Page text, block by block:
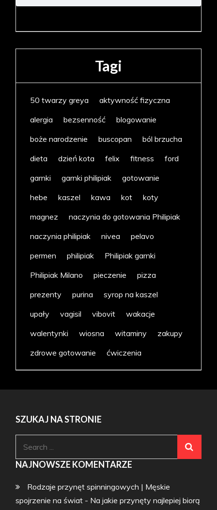
Tagi
50 twarzy greya
aktywność fizyczna
alergia
bezsenność
blogowanie
boże narodzenie
buscopan
ból brzucha
dieta
dzień kota felix fitness
ford
garnki
garnki philipiak
gotowanie
hebe
kaszel kawa kot
koty
magnez
naczynia do gotowania Philipiak
naczynia philipiak
nivea
pelavo
permen
philipiak
Philipiak garnki
Philipiak Milano
pieczenie
pizza
prezenty
purina
syrop na kaszel
upały
vagisil vibovit
wakacje
walentynki
wiosna witaminy
zakupy
zdrowe gotowanie
ćwiczenia
SZUKAJ NA STRONIE
NAJNOWSZE KOMENTARZE
Rodzaje przynęt spinningowych | Męskie
spojrzenie na świat - Na jakie przynęty najlepiej biorą